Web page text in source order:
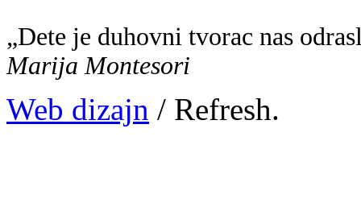
„Dete je duhovni tvorac nas
Marija Montesori
Web dizajn / Refresh.